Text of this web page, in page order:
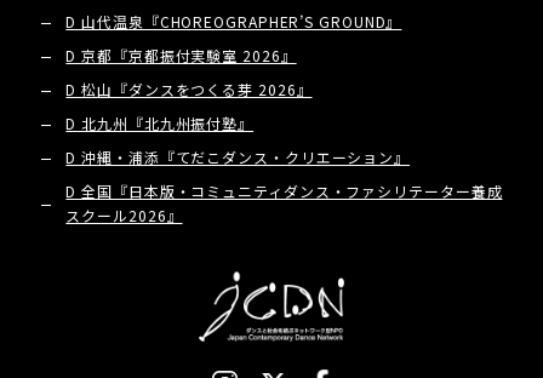
D 山代温泉『CHOREOGRAPHER’S GROUND』
D 京都『京都振付実験室 2026』
D 松山『ダンスをつくる芽 2026』
D 北九州『北九州振付塾』
D 沖縄・浦添『てだこダンス・クリエーション』
D 全国『日本版・コミュニティダンス・ファシリテーター養成
スクール2026』